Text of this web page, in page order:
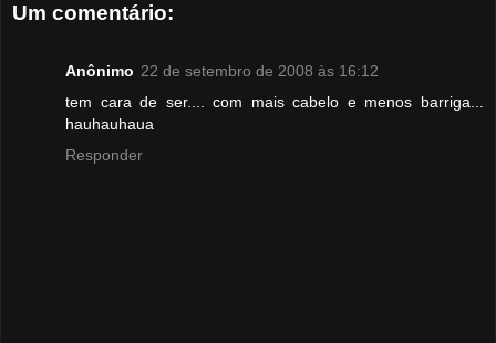
Um comentário:
Anônimo 22 de setembro de 2008 às 16:12
tem cara de ser.... com mais cabelo e menos barriga...
hauhauhaua
Responder